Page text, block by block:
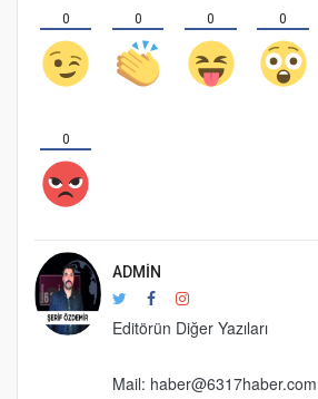
0 0 0 0
0
ADMIN
Editörün Diğer Yazıları
Mail: haber@6317haber.com